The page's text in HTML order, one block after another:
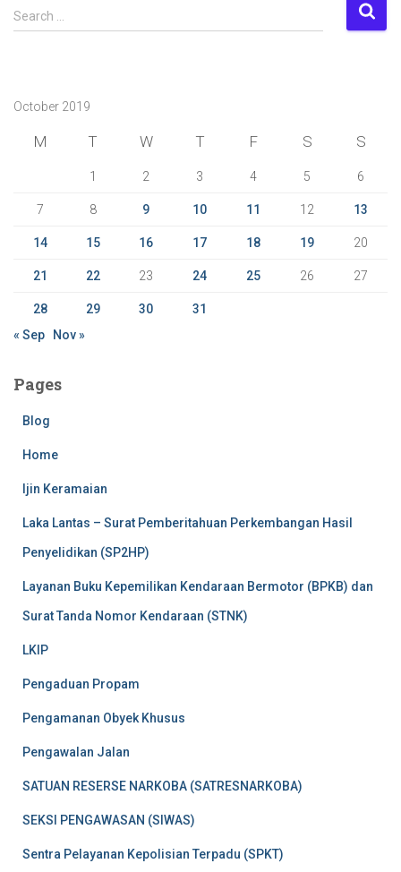
S
e
h
Search …
October 2019
M T W T F S S
1 2 3 4 5 6
7 8 9 10 11 12 13
14 15 16 17 18 19 20
21 22 23 24 25 26 27
28 29 30
31
« Sep
Nov »
Pages
Blog
Home
Ijin Keramaian
Laka Lantas – Surat Pemberitahuan Perkembangan Hasil
Penyelidikan (SP2HP)
Layanan Buku Kepemilikan Kendaraan Bermotor (BPKB) dan
Surat Tanda Nomor Kendaraan (STNK)
LKIP
Pengaduan Propam
Pengamanan Obyek Khusus
Pengawalan Jalan
SATUAN RESERSE NARKOBA (SATRESNARKOBA)
SEKSI PENGAWASAN (SIWAS)
Sentra Pelayanan Kepolisian Terpadu (SPKT)